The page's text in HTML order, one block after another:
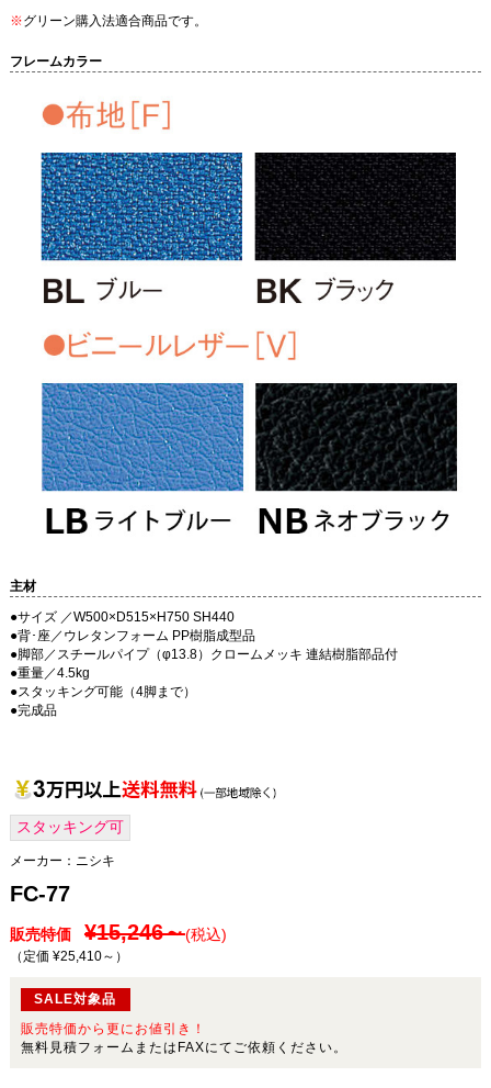
※グリーン購入法適合商品です。
フレームカラー
主材
●サイズ ／W500×D515×H750 SH440
●背･座／ウレタンフォーム PP樹脂成型品
●脚部／スチールパイプ（φ13.8）クロームメッキ 連結樹脂部品付
●重量／4.5kg
●スタッキング可能（4脚まで）
●完成品
スタッキング可
メーカー： ニシキ
FC-77
販売特価 ¥15,246～(税込)
（定価 ¥25,410～ ）
SALE対象品
販売特価から更にお値引き！
無料見積フォームまたはFAXにてご依頼ください。